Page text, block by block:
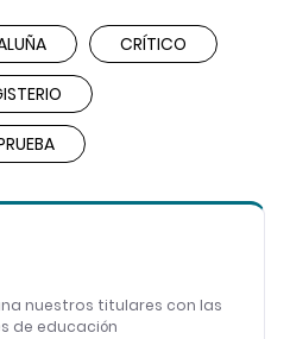
CRÍTICO
nuestros titulares con las
de educación